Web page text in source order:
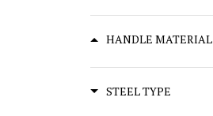
Kaisaki(1)
Bunka(1)
HANDLE MATERIAL
STEEL TYPE